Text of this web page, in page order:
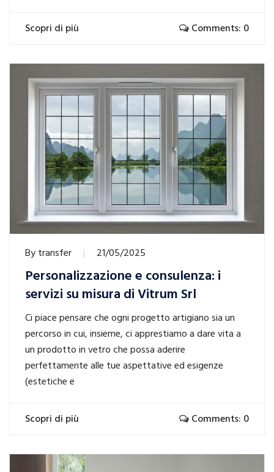
Scopri di più Comments: 0
Bytransfer 21/05/2025
Personalizzazione e consulenza: i
servizi su misura di Vitrum Srl
Ci piace pensare che ogni progetto artigiano sia un
percorso in cui, insieme, ci apprestiamo a dare vita a
un prodotto in vetro che possa aderire
perfettamente alle tue aspettative ed esigenze
(estetiche e
Scopri di più Comments: 0